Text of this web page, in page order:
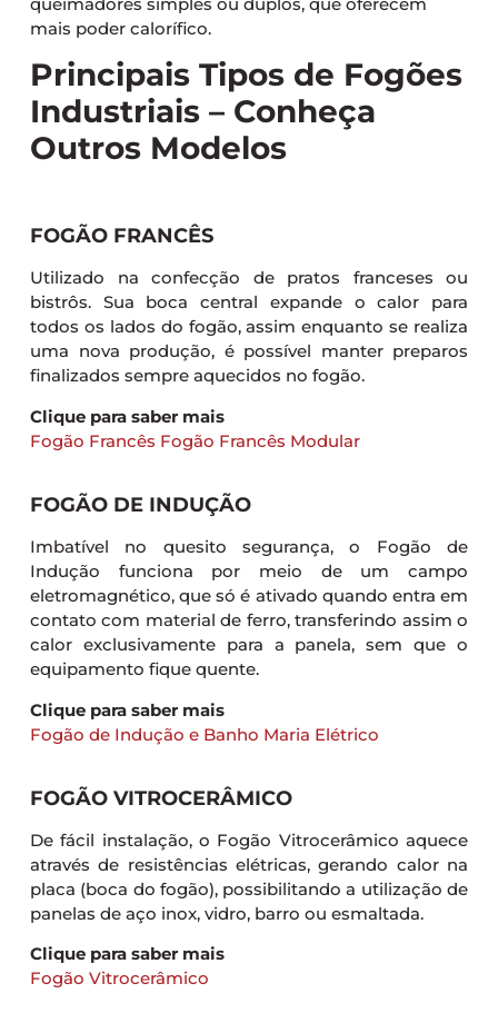
mais poder calorífico.
Principais Tipos de Fogões
Industriais – Conheça
Outros Modelos
FOGÃO FRANCÊS
Utilizado na confecção de pratos franceses ou
bistrôs. Sua boca central expande o calor para
todos os lados do fogão, assim enquanto se realiza
uma nova produção, é possível manter preparos
finalizados sempre aquecidos no fogão.
Clique para saber mais
Fogão Francês Fogão Francês Modular
FOGÃO DE INDUÇÃO
Imbatível no quesito segurança, o Fogão de
Indução funciona por meio de um campo
eletromagnético, que só é ativado quando entra em
contato com material de ferro, transferindo assim o
calor exclusivamente para a panela, sem que o
equipamento fique quente.
Clique para saber mais
Fogão de Indução e Banho Maria Elétrico
FOGÃO VITROCERÂMICO
De fácil instalação, o Fogão Vitrocerâmico aquece
através de resistências elétricas, gerando calor na
placa (boca do fogão), possibilitando a utilização de
panelas de aço inox, vidro, barro ou esmaltada.
Clique para saber mais
Fogão Vitrocerâmico